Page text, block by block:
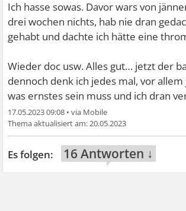
Ich hasse sowas. Davor wars von
drei wochen nichts, hab nie dran
gehabt und dachte ich hätte eine
Wieder doc usw. Alles gut… jetzt der
dennoch denk ich jedes mal, vor allem
was ernstes sein muss und ich dran
17.05.2023 09:08 •
20.05.2023
16 Antworten ↓